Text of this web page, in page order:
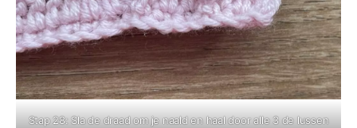
Stap 28: Sla de draad om je naald en haal door alle 3 de lussen